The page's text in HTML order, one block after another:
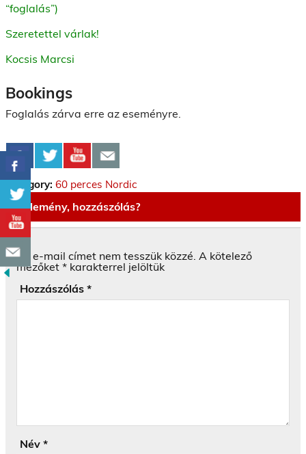
“foglalás”)
Szeretettel várlak!
Kocsis Marcsi
Bookings
Foglalás zárva erre az eseményre.
Category: 60 perces Nordic
Vélemény, hozzászólás?
Az e-mail címet nem tesszük közzé. A kötelező
mezőket * karakterrel jelöltük
Hozzászólás *
Név *